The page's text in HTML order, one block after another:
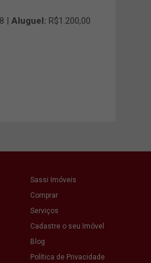
| Aluguel: R$1.200,00
Sassi Imóveis
Comprar
Serviços
Cadastre o seu Imóvel
Blog
Política de Privacidade